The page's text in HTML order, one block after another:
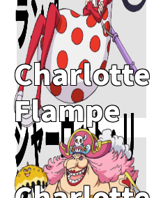
Charlotte
Flampe
シャーロット・リ
Add To Cart